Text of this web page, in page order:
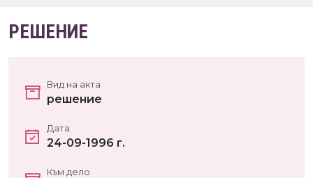
РЕШЕНИЕ
Вид на акта
решение
Дата
24-09-1996 г.
Към дело